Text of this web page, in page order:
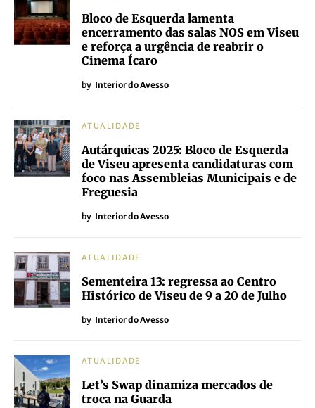
Bloco de Esquerda lamenta
encerramento das salas NOS em Viseu
e reforça a urgência de reabrir o
Cinema Ícaro
by Interior do Avesso
ATUALIDADE
Autárquicas 2025: Bloco de Esquerda
de Viseu apresenta candidaturas com
foco nas Assembleias Municipais e de
Freguesia
by Interior do Avesso
ATUALIDADE
Sementeira 13: regressa ao Centro
Histórico de Viseu de 9 a 20 de Julho
by Interior do Avesso
ATUALIDADE
Let’s Swap dinamiza mercados de
troca na Guarda